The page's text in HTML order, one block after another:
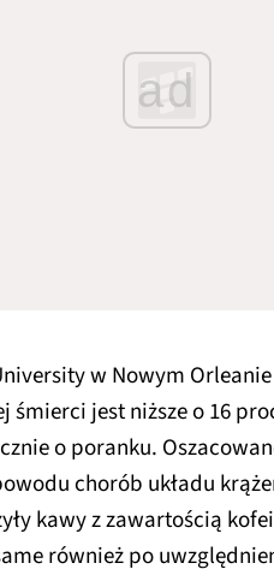
ad
w Nowym
śmierci jest niższe o 16
o poranku.
chorób układu
kawy z zawartością
również po